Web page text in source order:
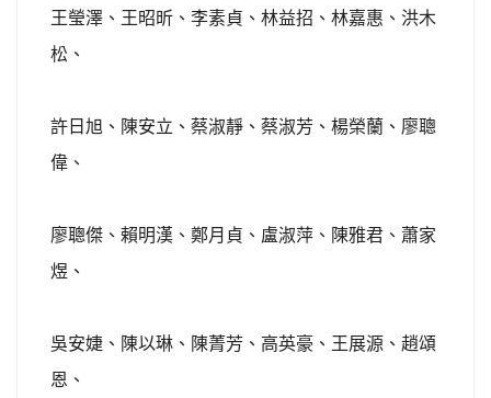
王瑩澤、王昭昕、李素貞、林益招、林嘉惠、洪木
松、
許日旭、陳安立、蔡淑靜、蔡淑芳、楊榮蘭、廖聰
偉、
廖聰傑、賴明漢、鄭月貞、盧淑萍、陳雅君、蕭家
煜、
吳安婕、陳以琳、陳菁芳、高英豪、王展源、趙頌
恩、